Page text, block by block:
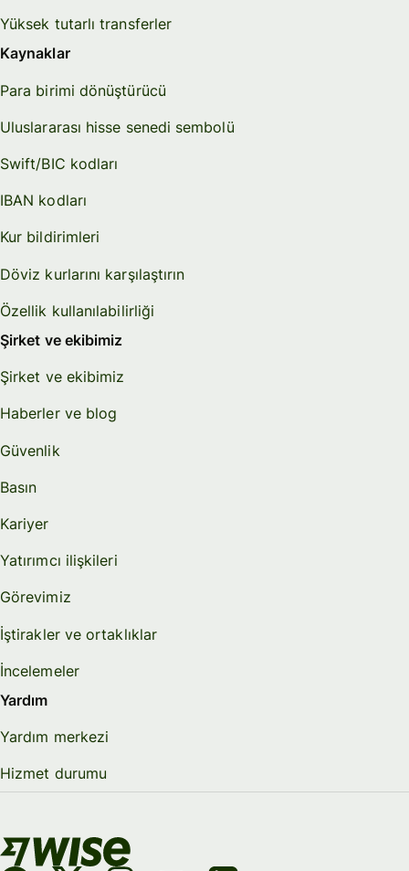
Yüksek tutarlı transferler
Kaynaklar
Para birimi dönüştürücü
Uluslararası hisse senedi sembolü
Swift/BIC kodları
IBAN kodları
Kur bildirimleri
Döviz kurlarını karşılaştırın
Özellik kullanılabilirliği
Şirket ve ekibimiz
Şirket ve ekibimiz
Haberler ve blog
Güvenlik
Basın
Kariyer
Yatırımcı ilişkileri
Görevimiz
İştirakler ve ortaklıklar
İncelemeler
Yardım
Yardım merkezi
Hizmet durumu